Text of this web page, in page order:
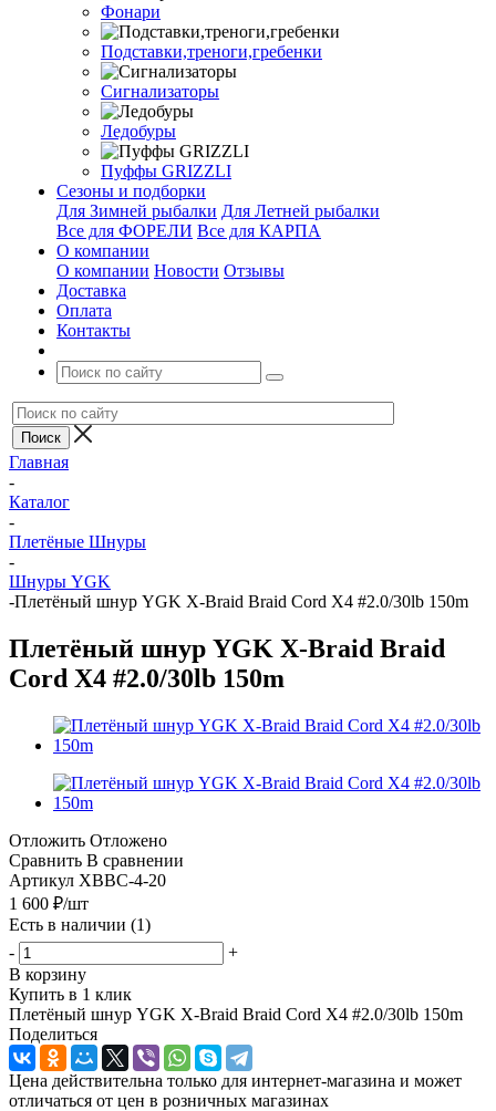
Фонари
Подставки,треноги,гребенки
Сигнализаторы
Ледобуры
Пуффы GRIZZLI
Сезоны и подборки
Для Зимней рыбалки Для Летней рыбалки
Все для ФОРЕЛИ Все для КАРПА
О компании
О компании Новости Отзывы
Доставка
Оплата
Контакты
Главная
-
Каталог
-
Плетёные Шнуры
-
Шнуры YGK
-Плетёный шнур YGK X-Braid Braid Cord X4 #2.0/30lb 150m
Плетёный шнур YGK X-Braid Braid
Cord X4 #2.0/30lb 150m
Отложить Отложено
Сравнить В сравнении
Артикул XBBC-4-20
1 600 ₽/шт
Есть в наличии (1)
-
+
В корзину
Купить в 1 клик
Плетёный шнур YGK X-Braid Braid Cord X4 #2.0/30lb 150m
Поделиться
Цена действительна только для интернет-магазина и может
отличаться от цен в розничных магазинах